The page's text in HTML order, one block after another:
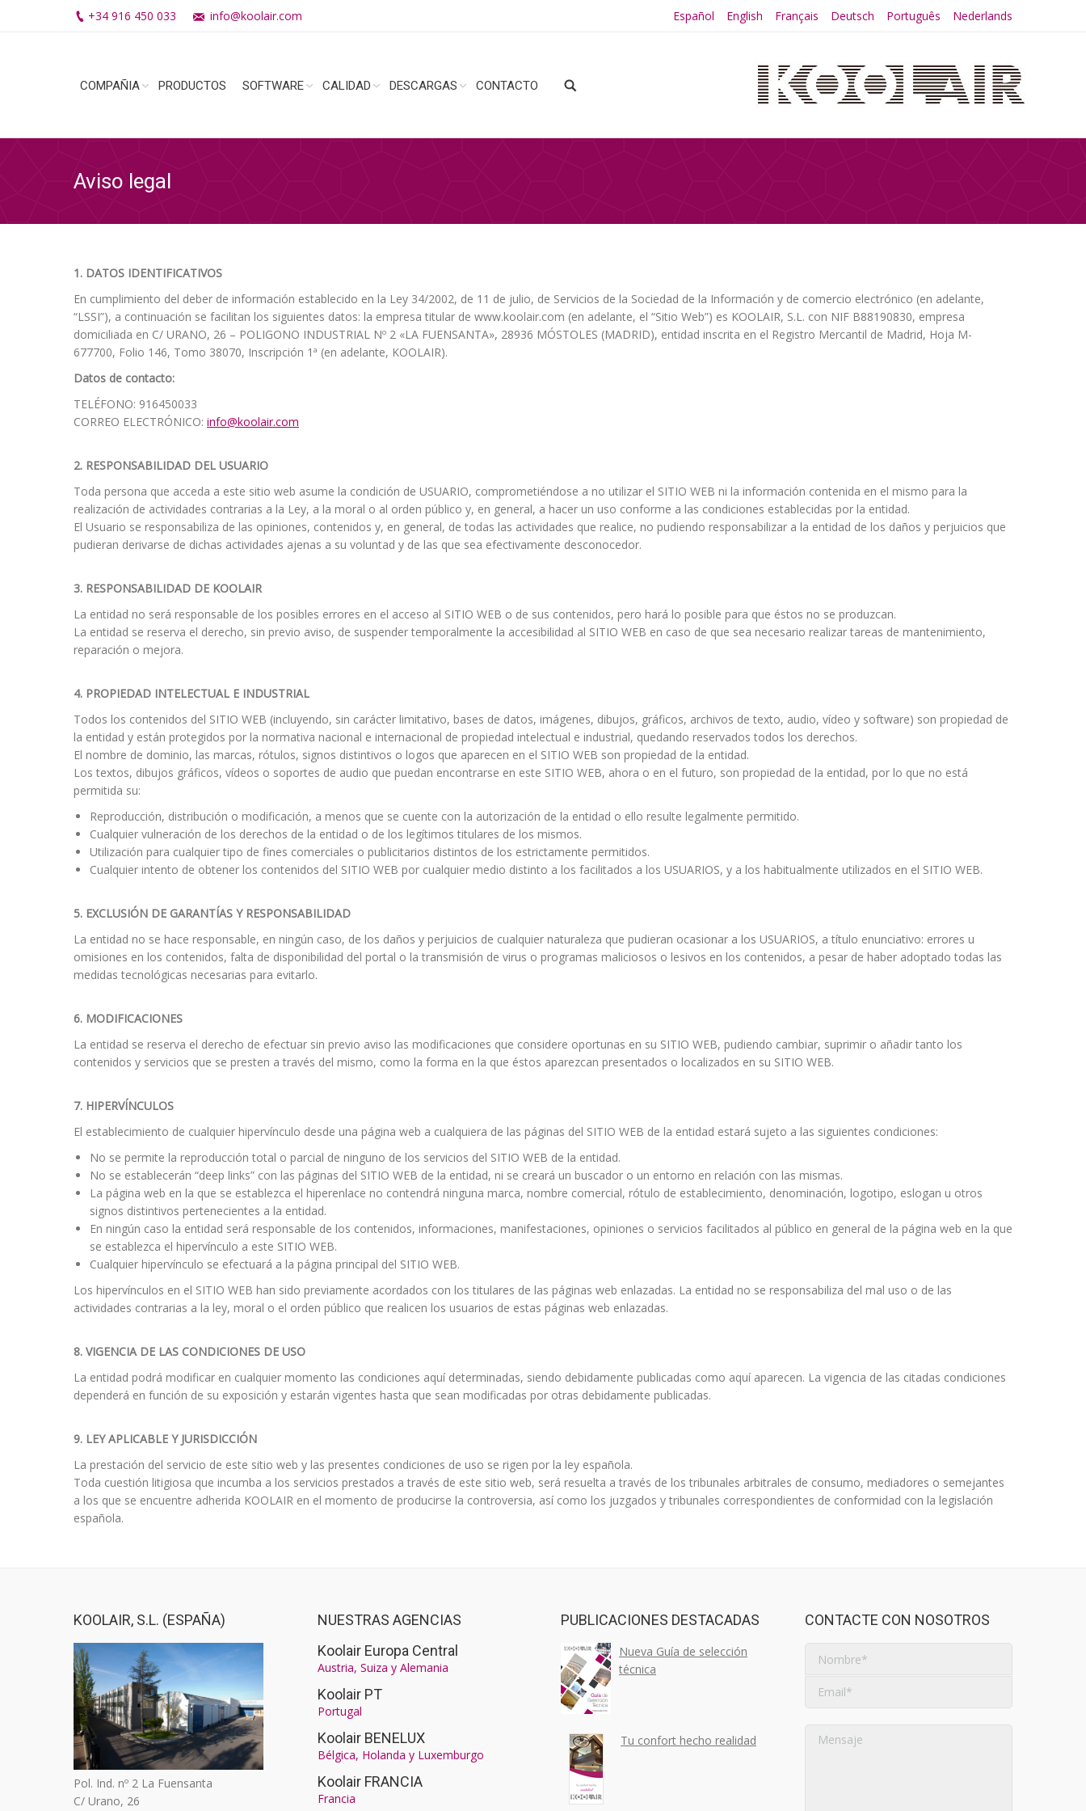
+34 916 450 033 info@koolair.com Español English Français Deutsch Português Nederlands
COMPAÑIA PRODUCTOS SOFTWARE CALIDAD DESCARGAS CONTACTO
Aviso legal
1. DATOS IDENTIFICATIVOS
En cumplimiento del deber de información establecido en la Ley 34/2002, de 11 de julio, de Servicios de la Sociedad de la Información y de comercio electrónico (en adelante,
“LSSI”), a continuación se facilitan los siguientes datos: la empresa titular de www.koolair.com (en adelante, el “Sitio Web”) es KOOLAIR, S.L. con NIF B88190830, empresa
domiciliada en C/ URANO, 26 – POLIGONO INDUSTRIAL Nº 2 «LA FUENSANTA», 28936 MÓSTOLES (MADRID), entidad inscrita en el Registro Mercantil de Madrid, Hoja M-
677700, Folio 146, Tomo 38070, Inscripción 1ª (en adelante, KOOLAIR).
Datos de contacto:
TELÉFONO: 916450033
CORREO ELECTRÓNICO: info@koolair.com
2. RESPONSABILIDAD DEL USUARIO
Toda persona que acceda a este sitio web asume la condición de USUARIO, comprometiéndose a no utilizar el SITIO WEB ni la información contenida en el mismo para la
realización de actividades contrarias a la Ley, a la moral o al orden público y, en general, a hacer un uso conforme a las condiciones establecidas por la entidad.
El Usuario se responsabiliza de las opiniones, contenidos y, en general, de todas las actividades que realice, no pudiendo responsabilizar a la entidad de los daños y perjuicios que
pudieran derivarse de dichas actividades ajenas a su voluntad y de las que sea efectivamente desconocedor.
3. RESPONSABILIDAD DE KOOLAIR
La entidad no será responsable de los posibles errores en el acceso al SITIO WEB o de sus contenidos, pero hará lo posible para que éstos no se produzcan.
La entidad se reserva el derecho, sin previo aviso, de suspender temporalmente la accesibilidad al SITIO WEB en caso de que sea necesario realizar tareas de mantenimiento,
reparación o mejora.
4. PROPIEDAD INTELECTUAL E INDUSTRIAL
Todos los contenidos del SITIO WEB (incluyendo, sin carácter limitativo, bases de datos, imágenes, dibujos, gráficos, archivos de texto, audio, vídeo y software) son propiedad de
la entidad y están protegidos por la normativa nacional e internacional de propiedad intelectual e industrial, quedando reservados todos los derechos.
El nombre de dominio, las marcas, rótulos, signos distintivos o logos que aparecen en el SITIO WEB son propiedad de la entidad.
Los textos, dibujos gráficos, vídeos o soportes de audio que puedan encontrarse en este SITIO WEB, ahora o en el futuro, son propiedad de la entidad, por lo que no está
permitida su:
Reproducción, distribución o modificación, a menos que se cuente con la autorización de la entidad o ello resulte legalmente permitido.
Cualquier vulneración de los derechos de la entidad o de los legítimos titulares de los mismos.
Utilización para cualquier tipo de fines comerciales o publicitarios distintos de los estrictamente permitidos.
Cualquier intento de obtener los contenidos del SITIO WEB por cualquier medio distinto a los facilitados a los USUARIOS, y a los habitualmente utilizados en el SITIO WEB.
5. EXCLUSIÓN DE GARANTÍAS Y RESPONSABILIDAD
La entidad no se hace responsable, en ningún caso, de los daños y perjuicios de cualquier naturaleza que pudieran ocasionar a los USUARIOS, a título enunciativo: errores u
omisiones en los contenidos, falta de disponibilidad del portal o la transmisión de virus o programas maliciosos o lesivos en los contenidos, a pesar de haber adoptado todas las
medidas tecnológicas necesarias para evitarlo.
6. MODIFICACIONES
La entidad se reserva el derecho de efectuar sin previo aviso las modificaciones que considere oportunas en su SITIO WEB, pudiendo cambiar, suprimir o añadir tanto los
contenidos y servicios que se presten a través del mismo, como la forma en la que éstos aparezcan presentados o localizados en su SITIO WEB.
7. HIPERVÍNCULOS
El establecimiento de cualquier hipervínculo desde una página web a cualquiera de las páginas del SITIO WEB de la entidad estará sujeto a las siguientes condiciones:
No se permite la reproducción total o parcial de ninguno de los servicios del SITIO WEB de la entidad.
No se establecerán “deep links” con las páginas del SITIO WEB de la entidad, ni se creará un buscador o un entorno en relación con las mismas.
La página web en la que se establezca el hiperenlace no contendrá ninguna marca, nombre comercial, rótulo de establecimiento, denominación, logotipo, eslogan u otros
signos distintivos pertenecientes a la entidad.
En ningún caso la entidad será responsable de los contenidos, informaciones, manifestaciones, opiniones o servicios facilitados al público en general de la página web en la que
se establezca el hipervínculo a este SITIO WEB.
Cualquier hipervínculo se efectuará a la página principal del SITIO WEB.
Los hipervínculos en el SITIO WEB han sido previamente acordados con los titulares de las páginas web enlazadas. La entidad no se responsabiliza del mal uso o de las
actividades contrarias a la ley, moral o el orden público que realicen los usuarios de estas páginas web enlazadas.
8. VIGENCIA DE LAS CONDICIONES DE USO
La entidad podrá modificar en cualquier momento las condiciones aquí determinadas, siendo debidamente publicadas como aquí aparecen. La vigencia de las citadas condiciones
dependerá en función de su exposición y estarán vigentes hasta que sean modificadas por otras debidamente publicadas.
9. LEY APLICABLE Y JURISDICCIÓN
La prestación del servicio de este sitio web y las presentes condiciones de uso se rigen por la ley española.
Toda cuestión litigiosa que incumba a los servicios prestados a través de este sitio web, será resuelta a través de los tribunales arbitrales de consumo, mediadores o semejantes
a los que se encuentre adherida KOOLAIR en el momento de producirse la controversia, así como los juzgados y tribunales correspondientes de conformidad con la legislación
española.
KOOLAIR, S.L. (ESPAÑA)
Pol. Ind. nº 2 La Fuensanta
C/ Urano, 26
NUESTRAS AGENCIAS
Koolair Europa Central
Austria, Suiza y Alemania
Koolair PT
Portugal
Koolair BENELUX
Bélgica, Holanda y Luxemburgo
Koolair FRANCIA
Francia
PUBLICACIONES DESTACADAS
Nueva Guía de selección
técnica
Tu confort hecho realidad
CONTACTE CON NOSOTROS